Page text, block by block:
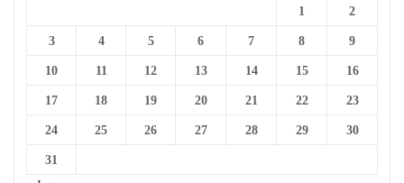
1 2
3 4 5 6 7 8 9
10 11 12 13 14 15 16
17 18 19 20 21 22 23
24 25 26 27 28 29 30
31